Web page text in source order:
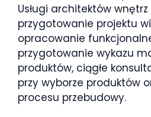
Usługi architektów
przygotowanie projektu
opracowanie
przygotowanie wykazu
produktów, ciągłe
przy wyborze produktów
procesu przebudowy.